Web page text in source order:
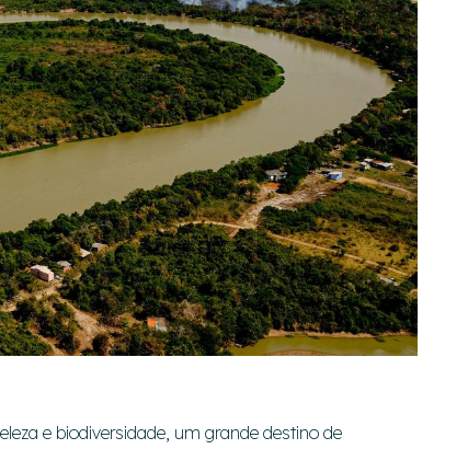
e biodiversidade, um grande destino de